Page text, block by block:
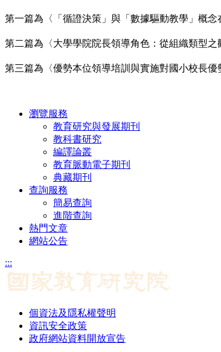
第一篇為〈「循證決策」與「數據驅動教學」概念
第二篇為〈大學學院院長領導角色：從組織類型之
第三篇為〈優勢本位領導培訓與實施對國小校長優
瀏覽服務
教育研究與發展期刊
教科書研究
編譯論叢
教育脈動電子期刊
典藏期刊
查詢服務
簡易查詢
進階查詢
熱門文章
網站公告
:::
個資法及隱私權聲明
資訊安全政策
政府網站資料開放宣告